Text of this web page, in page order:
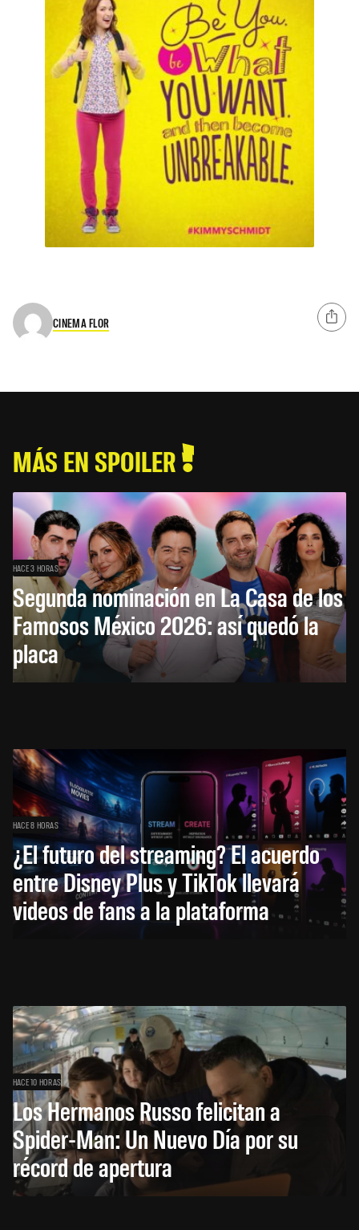
CINEMA FLOR
MÁS EN SPOILER
HACE 3 HORAS
Segunda nominación en La Casa de los
Famosos México 2026: así quedó la
placa
HACE 8 HORAS
¿El futuro del streaming? El acuerdo
entre Disney Plus y TikTok llevará
videos de fans a la plataforma
HACE 10 HORAS
Los Hermanos Russo felicitan a
Spider-Man: Un Nuevo Día por su
récord de apertura